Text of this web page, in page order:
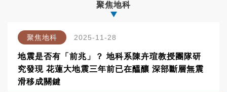
聚焦地科
聚焦地科 2025-11-28
地震是否有「前兆」？ 地科系陳卉瑄教授團隊研
究發現 花蓮大地震三年前已在醞釀 深部斷層無震
滑移成關鍵